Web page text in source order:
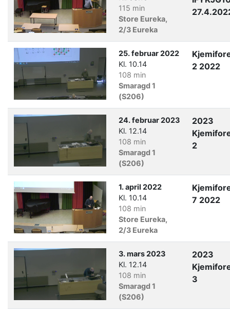
115 min
Store Eureka,
2/3 Eureka
25. februar 2022
Kl. 10.14
108 min
Smaragd 1
(S206)
2 2022
24. februar 2023
Kl. 12.14
108 min
Smaragd 1
(S206)
2023
2
1. april 2022
Kl. 10.14
108 min
Store Eureka,
2/3 Eureka
7 2022
3. mars 2023
Kl. 12.14
108 min
Smaragd 1
(S206)
2023
3